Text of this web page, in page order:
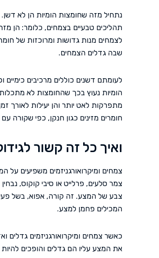
נתחיל מזה שחומצות הומיות הן לא דשן.
תהליכים טבעיים בצמחים, כלומר: הן
לצמחים מנות גדושות ומרוכזות של
שבה גדלים הצמחים.
לעומתם דשנים כוללים מרכיבים כימיים
הומיות נעוץ בכך שהחומצות לא
מתפרקות לאט יותר והן יעילות לאורך
חומרים מזינים כגון חנקן, כפי שקורה
ואיך כל זה קשור
צמחים ומיקרואורגניזמים משפיעים על
צמר סלעים, פרלייט או סיבי קוקוס,
צבע של המצע. זה קורה, אפוא, בשל
המכילים פחמן למצע.
כאשר צמחים ומיקרואורגניזמים גדלים
את המצע עליו הם גדלים והופכים